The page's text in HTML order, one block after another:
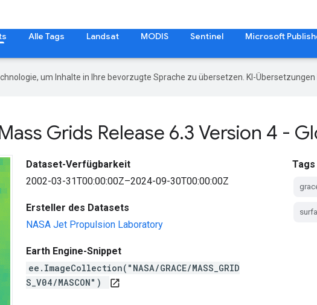
Alle Tags Landsat MODIS Sentinel Microsoft
um Inhalte in Ihre bevorzugte Sprache zu übersetzen. KI-Übersetzungen
Grids Release 6.3 Version 4 -
Dataset-Verfügbarkeit
2002-03-31T00:00:00Z–2024-09-30T00:00:00Z
Ersteller des Datasets
NASA Jet Propulsion Laboratory
Earth Engine-Snippet
ee.ImageCollection("NASA/GRACE/MASS_GRID
S_V04/MASCON")
open_in_new
Tags